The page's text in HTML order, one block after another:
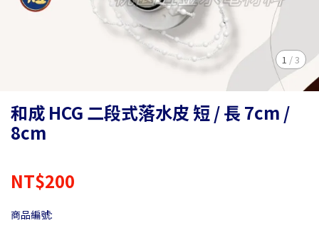
1 /3
和成 HCG 二段式落水皮 短 / 長 7cm /
8cm
NT$200
商品編號: